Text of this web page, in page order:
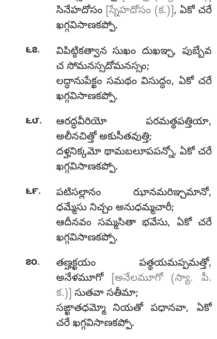
సినేహదోసం [స్నేహదోసం (క.)] , ఏకో చరే
ఖగ్గవిసాణకప్పో.
౬౭.
విపిట్ఠికత్వాన సుఖం దుఖఞ్చ, పుబ్బేవ
చ సోమనస్సదోమనస్సం;
లద్ధానుపేక్ఖం సమథం విసుద్ధం, ఏకో చరే
ఖగ్గవిసాణకప్పో.
౬౮.
ఆరద్ధవీరియో పరమత్థపత్తియా,
అలీనచిత్తో అకుసీతవుత్తి;
దళ్హనిక్కమో థామబలూపపన్నో, ఏకో చరే
ఖగ్గవిసాణకప్పో.
౬౯.
పటిసల్లానం ఝానమరిఞ్చమానో,
ధమ్మేసు నిచ్చం అనుధమ్మచారీ;
ఆదీనవం సమ్మసితా భవేసు, ఏకో చరే
ఖగ్గవిసాణకప్పో.
౭౦. తణ్హక్ఖయం పత్థయమప్పమత్తో,
అనేళమూగో
[అనేలమూగో (స్యా. పీ.
క.)] సుతవా సతీమా;
సఙ్ఖాతధమ్మో నియతో పధానవా, ఏకో
చరే ఖగ్గవిసాణకప్పో.